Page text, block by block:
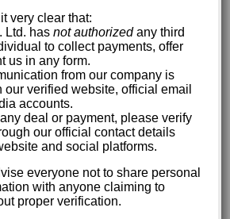
mouse e a Emoção
Premiados!
o Fortune Mouse: Uma
para o Fortune
Probabilidade e do
(RTP)
para Jogar Fortune Mouse
e Informações Úteis
very clear that:
Ltd. hasnot authorizedany third
to collect payments, offer
us in any form.
from our company is
our verified website, official email
accounts.
deal or payment, please verify
our official contact details
and social platforms.
everyone not to share personal
with anyone claiming to
proper verification.